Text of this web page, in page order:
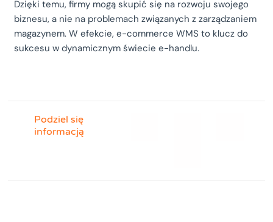
Dzięki temu, firmy mogą skupić się na rozwoju swojego
biznesu, a nie na problemach związanych z zarządzaniem
magazynem. W efekcie, e-commerce WMS to klucz do
sukcesu w dynamicznym świecie e-handlu.
Podziel się
informacją